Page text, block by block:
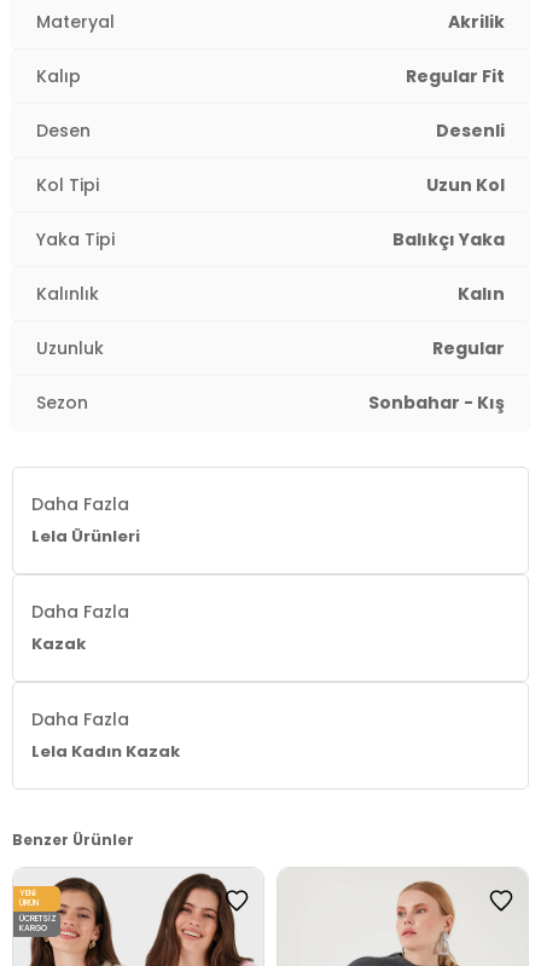
Materyal Akrilik
Kalıp Regular Fit
Desen Desenli
Kol Tipi Uzun Kol
Yaka Tipi Balıkçı Yaka
Kalınlık Kalın
Uzunluk Regular
Sezon Sonbahar - Kış
Daha Fazla
Lela Ürünleri
Daha Fazla
Kazak
Daha Fazla
Lela Kadın Kazak
Benzer Ürünler
YENI
ÜRÜN
ÜCRETSIZ
KARGO